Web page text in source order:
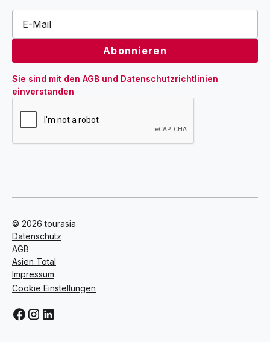
Sie sind mit den AGB und Datenschutzrichtlinien
einverstanden
© 2026 tourasia
Datenschutz
AGB
Asien Total
Impressum
Cookie Einstellungen